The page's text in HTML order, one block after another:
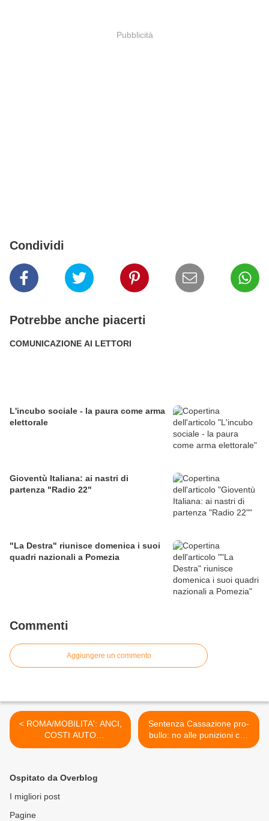
Pubblicità
Condividi
Potrebbe anche piacerti
COMUNICAZIONE AI LETTORI
L'incubo sociale - la paura come arma
elettorale
Gioventù Italiana: ai nastri di
partenza "Radio 22"
"La Destra" riunisce domenica i suoi
quadri nazionali a Pomezia
Commenti
Aggiungere un commento
< ROMA/MOBILITA': ANCI,
COSTI AUTO
ELEVATISSIMI A CAUSA
Sentenza Cassazione pro-
bullo: no alle punizioni che
lo deridono >
Ospitato da Overblog
I migliori post
Pagine